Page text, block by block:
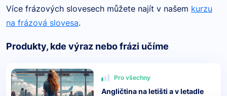
Více frázových slovesech můžete najít v našem kurzu
na frázová slovesa.
Produkty, kde výraz nebo frázi učíme
Pro všechny
Angličtina na letišti a v letadle